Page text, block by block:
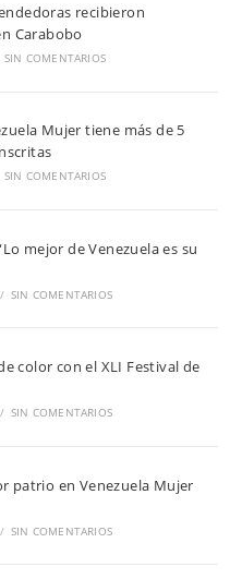
recibieron
Carabobo
SIN COMENTARIOS
Mujer tiene más de 5
SIN COMENTARIOS
mejor de Venezuela es su
/ SIN COMENTARIOS
color con el XLI Festival de
/ SIN COMENTARIOS
patrio en Venezuela Mujer
/ SIN COMENTARIOS